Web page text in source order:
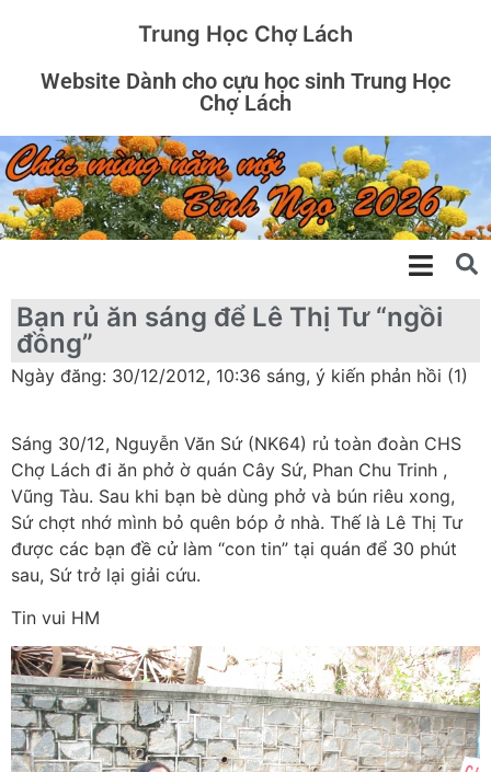
Trung Học Chợ Lách
Website Dành cho cựu học sinh Trung Học
Chợ Lách
Bạn rủ ăn sáng để Lê Thị Tư “ngồi
đồng”
Ngày đăng: 30/12/2012, 10:36 sáng, ý kiến phản hồi (1)
Sáng 30/12, Nguyễn Văn Sứ (NK64) rủ toàn đoàn CHS
Chợ Lách đi ăn phở ờ quán Cây Sứ, Phan Chu Trinh ,
Vũng Tàu. Sau khi bạn bè dùng phở và bún riêu xong,
Sứ chợt nhớ mình bỏ quên bóp ở nhà. Thế là Lê Thị Tư
được các bạn đề cử làm “con tin” tại quán để 30 phút
sau, Sứ trở lại giải cứu.
Tin vui HM